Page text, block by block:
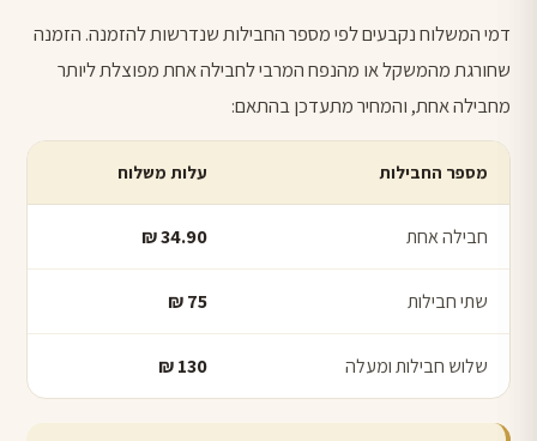
דמי המשלוח נקבעים לפי מספר החבילות שנדרשות להזמנה. הזמנה
שחורגת מהמשקל או מהנפח המרבי לחבילה אחת מפוצלת ליותר
מחבילה אחת, והמחיר מתעדכן בהתאם:
מספר החבילות עלות משלוח
חבילה אחת 34.90 ₪
שתי חבילות 75 ₪
שלוש חבילות ומעלה 130 ₪